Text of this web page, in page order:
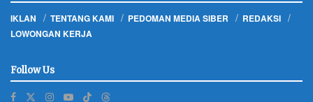
IKLAN TENTANG KAMI PEDOMAN MEDIA SIBER
REDAKSI
LOWONGAN KERJA
Follow Us